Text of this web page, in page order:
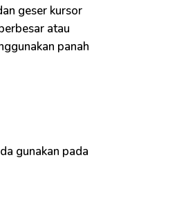
geser kursor
atau
panah
gunakan pada